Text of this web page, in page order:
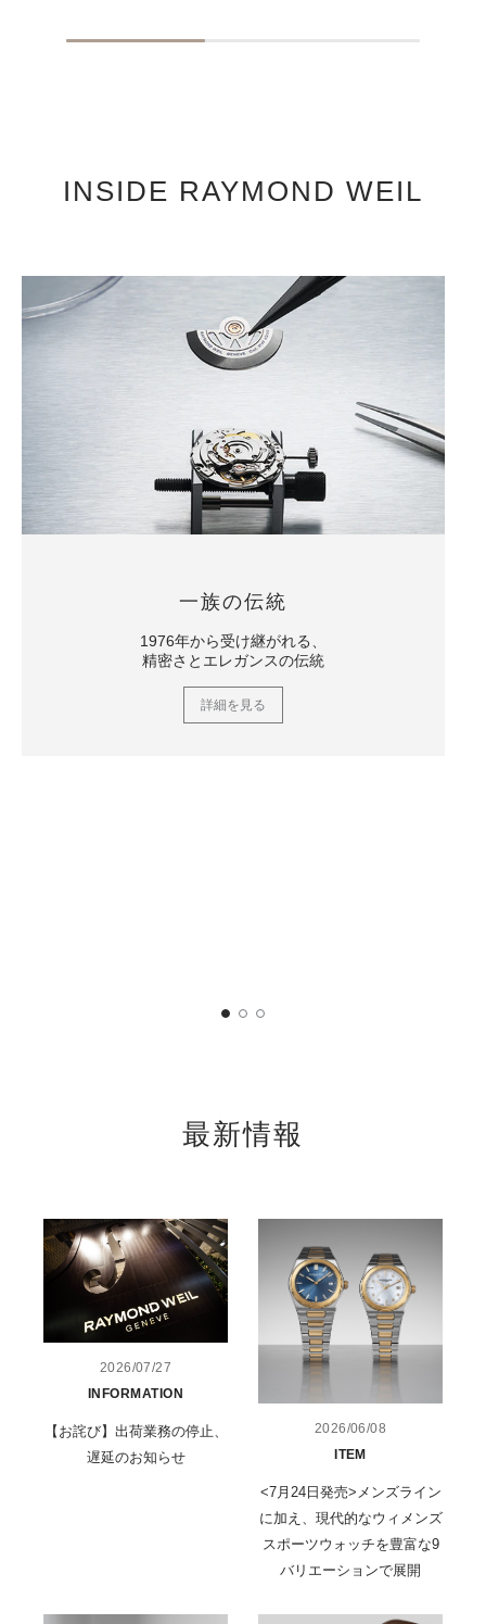
INSIDE RAYMOND WEIL
一族の伝統
1976年から受け継がれる、
精密さとエレガンスの伝統
詳細を見る
最新情報
2026/07/27
INFORMATION
【お詫び】出荷業務の停止、
遅延のお知らせ
2026/06/08
ITEM
<7月24日発売>メンズライン
に加え、現代的なウィメンズ
スポーツウォッチを豊富な9
バリエーションで展開